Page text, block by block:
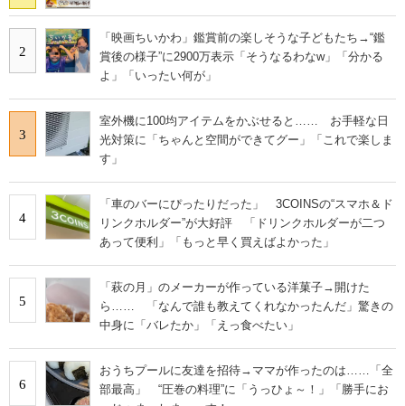
2
「映画ちいかわ」鑑賞前の楽しそうな子どもたち→“鑑
賞後の様子”に2900万表示「そうなるわなw」「分かる
よ」「いったい何が」
3
室外機に100均アイテムをかぶせると…… お手軽な日
光対策に「ちゃんと空間ができてグー」「これで楽しま
す」
4
「車のバーにぴったりだった」 3COINSの“スマホ＆ド
リンクホルダー”が大好評 「ドリンクホルダーが二つ
あって便利」「もっと早く買えばよかった」
5
「萩の月」のメーカーが作っている洋菓子→開けた
ら…… 「なんで誰も教えてくれなかったんだ」驚きの
中身に「バレたか」「えっ食べたい」
6
おうちプールに友達を招待→ママが作ったのは……「全
部最高」 “圧巻の料理”に「うっひょ～！」「勝手にお